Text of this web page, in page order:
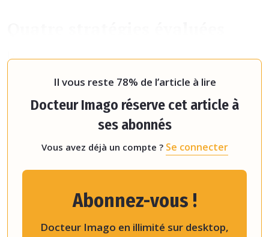
Il vous reste 78% de l’article à lire
Docteur Imago réserve cet article à
ses abonnés
Vous avez déjà un compte ? Se connecter
Abonnez-vous !
Docteur Imago en illimité sur desktop,